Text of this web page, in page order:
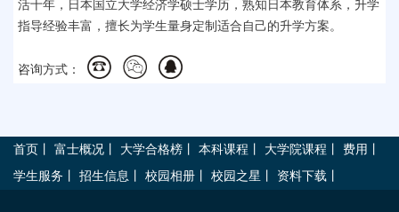
活十年，日本国立大学经济学硕士学历，熟知日本教育体系，升学
指导经验丰富，擅长为学生量身定制适合自己的升学方案。
咨询方式：
首页 富士概况 大学合格榜 本科课程 大学院课程 费用
学生服务
招生信息 校园相册 校园之星 资料下载